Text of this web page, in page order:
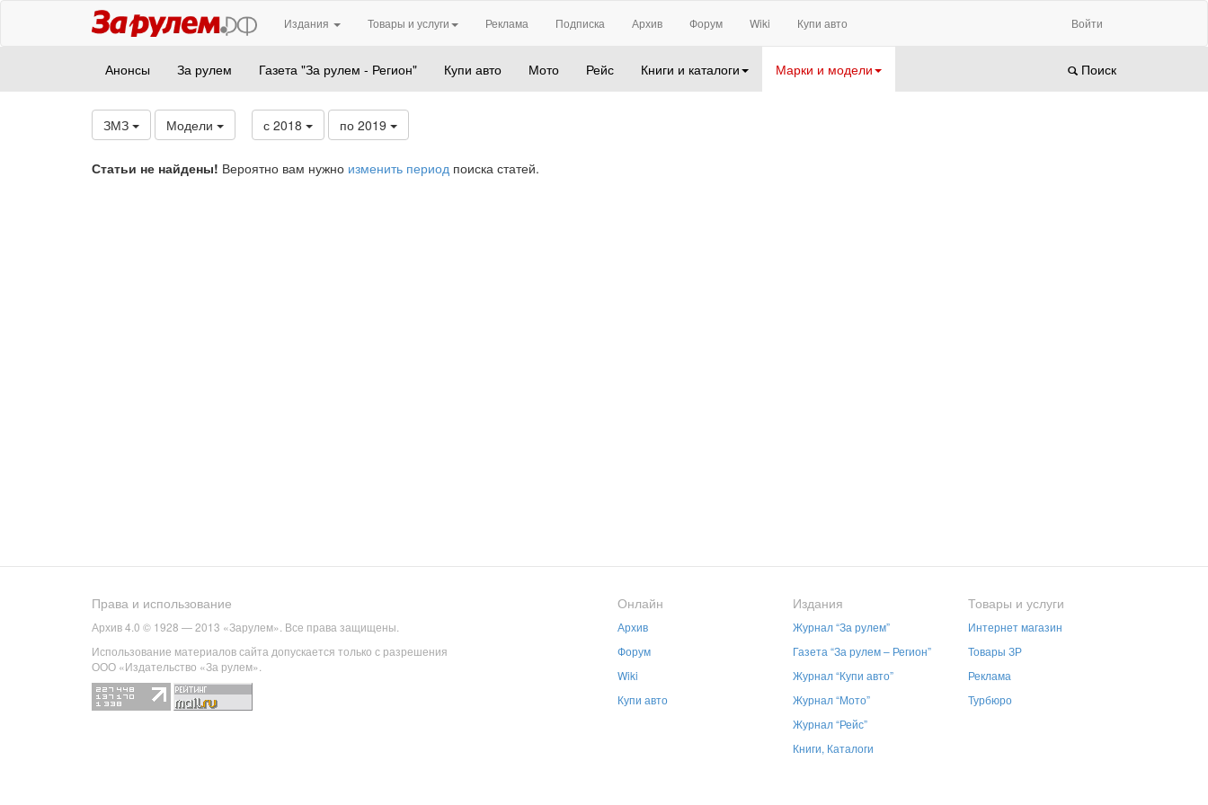
Издания Товары и услуги Реклама Подписка Архив Форум Wiki Купи авто Войти
Анонсы За рулем Газета "За рулем - Регион" Купи авто Мото Рейс Книги и каталоги Марки и модели Поиск
ЗМЗ Модели с 2018 по 2019
Статьи не найдены! Вероятно вам нужно изменить период поиска статей.
Права и использование
Архив 4.0 © 1928 — 2013 «Зарулем». Все права защищены.
Использование материалов сайта допускается только с разрешения
ООО «Издательство «За рулем».
Онлайн
Архив
Форум
Wiki
Купи авто
Издания
Журнал “За рулем”
Газета “За рулем – Регион”
Журнал “Купи авто”
Журнал “Мото”
Журнал “Рейс”
Книги, Каталоги
Товары и услуги
Интернет магазин
Товары ЗР
Реклама
Турбюро